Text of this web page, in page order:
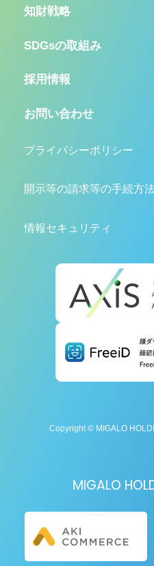
知財戦略
SDGsの取組み
採用情報
お問い合わせ
プライバシーポリシー
開示等の請求等の手続方
情報セキュリティ
Copyright © MIGALO
MIGALO